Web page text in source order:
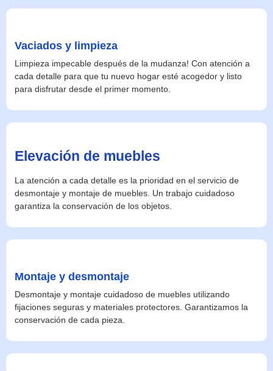
Vaciados y limpieza
Limpieza impecable después de la mudanza! Con atención a
cada detalle para que tu nuevo hogar esté acogedor y listo
para disfrutar desde el primer momento.
Elevación de muebles
La atención a cada detalle es la prioridad en el servicio de
desmontaje y montaje de muebles. Un trabajo cuidadoso
garantiza la conservación de los objetos.
Montaje y desmontaje
Desmontaje y montaje cuidadoso de muebles utilizando
fijaciones seguras y materiales protectores. Garantizamos la
conservación de cada pieza.